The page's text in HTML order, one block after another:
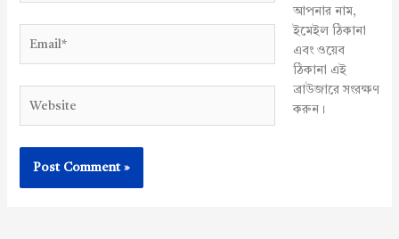
আপনার নাম,
ইমেইল ঠিকানা
এবং ওয়েব
ঠিকানা এই
ব্রাউজারে সংরক্ষণ
করুন।